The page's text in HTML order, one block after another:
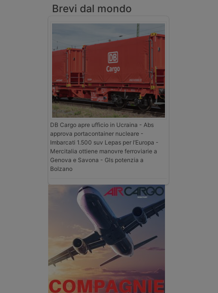
Brevi dal mondo
DB Cargo apre ufficio in Ucraina - Abs
approva portacontainer nucleare -
Imbarcati 1.500 suv Lepas per l’Europa -
Mercitalia ottiene manovre ferroviarie a
Genova e Savona - Gls potenzia a
Bolzano